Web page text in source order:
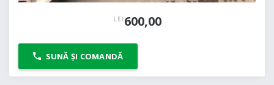
LEI600,00
SUNĂ ȘI COMANDĂ